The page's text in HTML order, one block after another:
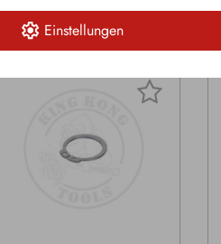
Einstellungen